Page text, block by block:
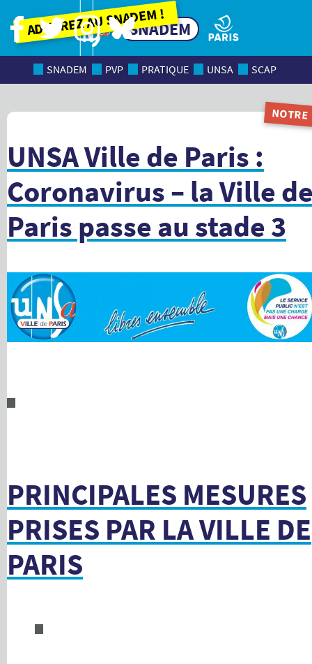
Adhérez au SNADEM !
SNADEM
SNADEM PVP PRATIQUE UNSA SCAP
UNSA Ville de Paris :
Coronavirus – la Ville
Paris passe au stade 3
PRINCIPALES MESURES
PRISES PAR LA VILLE DE
PARIS
NOTRE